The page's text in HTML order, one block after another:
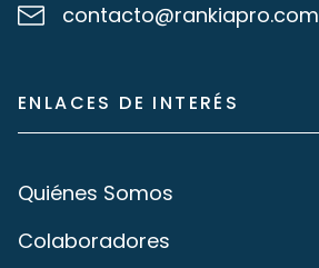
contacto@rankiapro.com
ENLACES DE INTERÉS
Quiénes Somos
Colaboradores